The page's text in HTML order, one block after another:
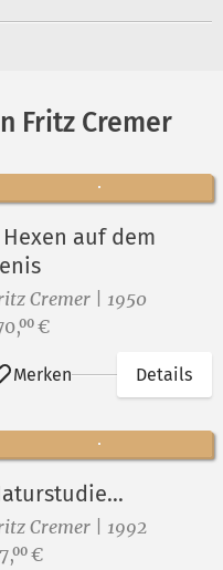
Fritz Cremer
Hexen auf dem
Cremer | 1950
00 €
Merken Details
Cremer | 1992
00 €